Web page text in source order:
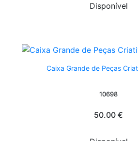
Disponível
Caixa Grande de Peças
10698
50.00 €